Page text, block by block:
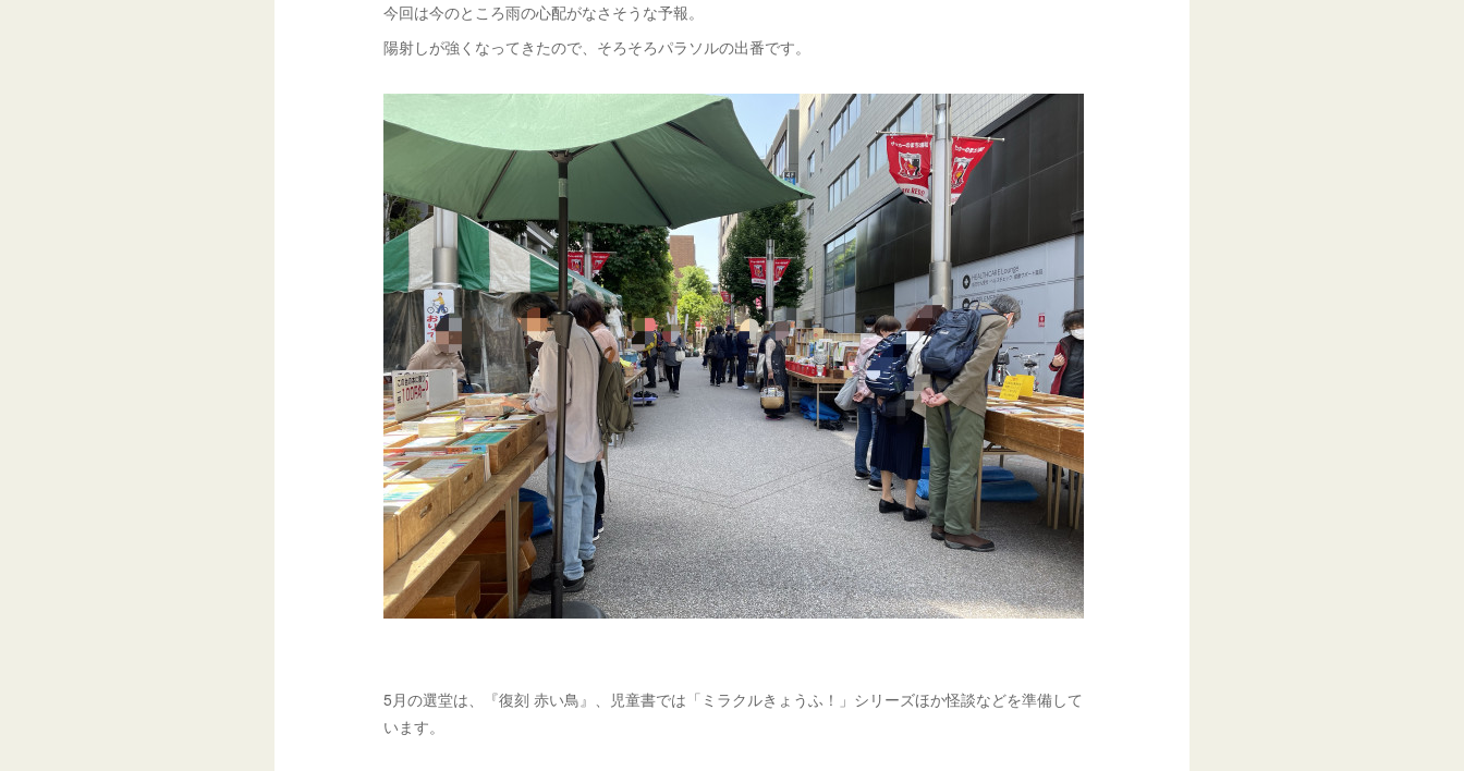
今回は今のところ雨の心配がなさそうな予報。
陽射しが強くなってきたので、そろそろパラソルの出番です。
5月の選堂は、『復刻 赤い鳥』、児童書では「ミラクルきょうふ！」シリーズほか怪談などを準備して
います。